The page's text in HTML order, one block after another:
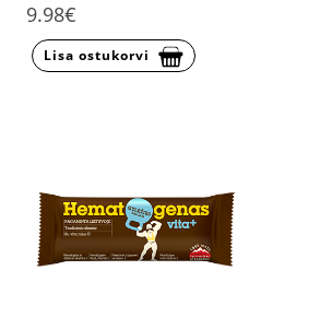
9.98€
Lisa ostukorvi